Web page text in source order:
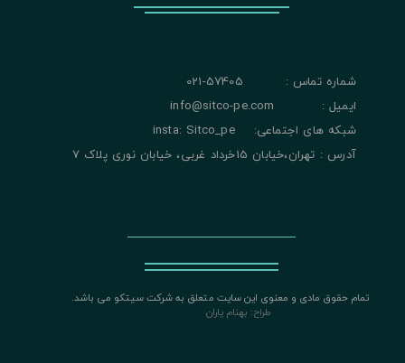
تمام حقوق مادی و معنوی این سایت متعلق به شرکت سیتکو می باشد.
طراح: بهنام یاران
شماره تماس : 57405-021
ایمیل : info@sitco-pe.com
شبکه های اجتماعی: insta: Sitco_pe
آدرس : تهران،خیابان 15خرداد غربی، خیابان نوری پلاک 7